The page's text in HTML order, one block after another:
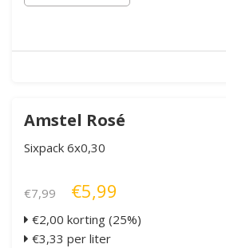
Amstel Rosé
Sixpack 6x0,30
€7,99 €5,99
€2,00 korting (25%)
€3,33 per liter